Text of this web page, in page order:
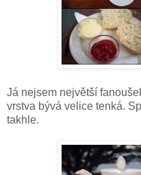
Já nejsem největší
vrstva bývá velice tenká.
takhle.